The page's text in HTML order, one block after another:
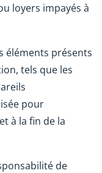
loyers impayés à
présents
tels que les
pour
à la fin de la
de